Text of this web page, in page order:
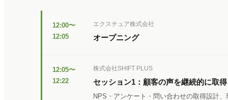
12:00〜
12:05
エクスチュア株式会社
オープニング
12:05〜
12:22
株式会社SHIFT PLUS
セッション1：顧客の声を継続的に取
NPS・アンケート・問い合わせの取得設計